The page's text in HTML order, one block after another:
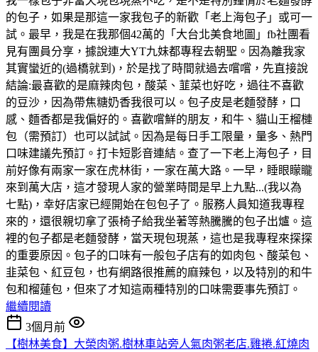
的包子，如果是那這一家我包子的新歡「老上海包子」或可一
試。最早，我是在我那個42萬的「大台北美食地圖」fb社團看
見有團員分享，據說連大YT九妹都專程去朝聖。因為離我家
其實蠻近的(過橋就到)，於是找了時間就過去嚐嚐，先直接說
結論:最喜歡的是麻辣肉包，酸菜、韮菜也好吃，過往不喜歡
的豆沙，因為帶焦糖奶香我很可以。包子皮是老麵發酵，口
感、麵香都是我偏好的。喜歡嚐鮮的朋友，和牛、貓山王榴槤
包（需預訂）也可以試試。因為是每日手工限量，量多、熱門
口味建議先預訂。打卡短影音連結。查了一下老上海包子，目
前好像有兩家一家在虎林街，一家在萬大路。一早，睡眼矇矓
來到萬大店，這才發現人家的營業時間是早上九點...(我以為
七點)，幸好店家已經開始在包包子了。服務人員知道我專程
來的，還很親切拿了張椅子給我坐著等熱騰騰的包子出爐。這
裡的包子都是老麵發酵，當天現包現蒸，這也是我專程來探探
的重要原因。包子的口味有一般包子店有的如肉包、酸菜包、
韭菜包、紅豆包，也有網路很推薦的麻辣包，以及特別的和牛
包和榴蓮包，但來了才知這兩種特別的口味需要事先預訂。
繼續閱讀
3個月前
【樹林美食】大榮肉粥.樹林車站旁人氣肉粥老店.雞捲.紅燒肉